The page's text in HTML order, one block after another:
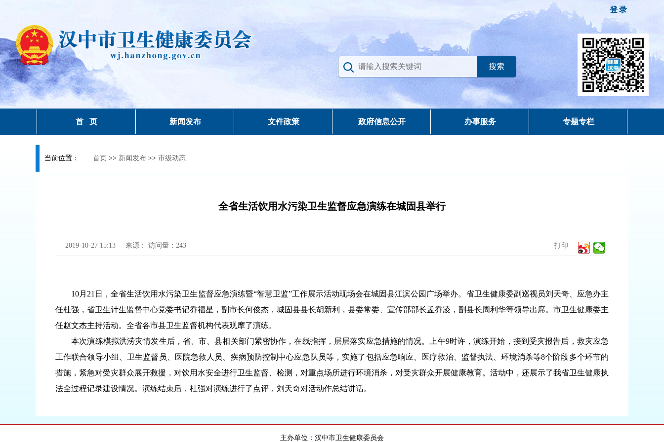
登录
首 页 新闻发布 文件政策 政府信息公开 办事服务 专题专栏
当前位置： 首页 >> 新闻发布 >> 市级动态
全省生活饮用水污染卫生监督应急演练在城固县举行
2019-10-27 15:13 来源： 访问量： 243 打印
10月21日，全省生活饮用水污染卫生监督应急演练暨“智慧卫监”工作展示活动现场会在城固县江滨公园广场举办。省卫生健康委副巡视员刘天奇、应急办主
任杜强，省卫生计生监督中心党委书记乔福星，副市长何俊杰，城固县县长胡新利，县委常委、宣传部部长孟乔凌，副县长周利华等领导出席。市卫生健康委主
任赵文杰主持活动。全省各市县卫生监督机构代表观摩了演练。
本次演练模拟洪涝灾情发生后，省、市、县相关部门紧密协作，在线指挥，层层落实应急措施的情况。上午9时许，演练开始，接到受灾报告后，救灾应急
工作联合领导小组、卫生监督员、医院急救人员、疾病预防控制中心应急队员等，实施了包括应急响应、医疗救治、监督执法、环境消杀等8个阶段多个环节的
措施，紧急对受灾群众展开救援，对饮用水安全进行卫生监督、检测，对重点场所进行环境消杀，对受灾群众开展健康教育。活动中，还展示了我省卫生健康执
法全过程记录建设情况。演练结束后，杜强对演练进行了点评，刘天奇对活动作总结讲话。
主办单位：汉中市卫生健康委员会